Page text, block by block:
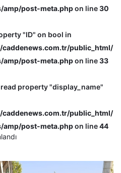
amp/post-meta.phpon line30
"ID" on bool in
public_html/
amp/post-meta.phpon line33
property "display_name"
public_html/
amp/post-meta.phpon line44